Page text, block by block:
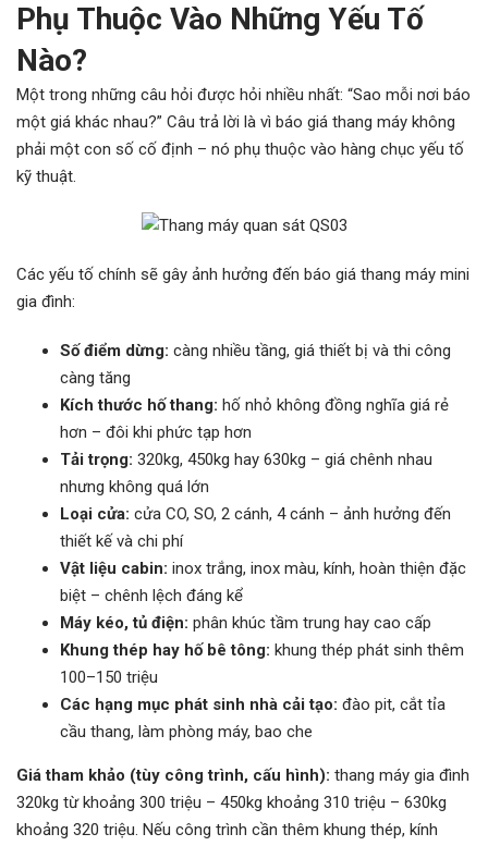
Phụ Thuộc Vào Những Yếu Tố
Nào?
Một trong những câu hỏi được hỏi nhiều nhất: “Sao mỗi nơi báo
một giá khác nhau?” Câu trả lời là vì báo giá thang máy không
phải một con số cố định – nó phụ thuộc vào hàng chục yếu tố
kỹ thuật.
Các yếu tố chính sẽ gây ảnh hưởng đến báo giá thang máy mini
gia đình:
Số điểm dừng: càng nhiều tầng, giá thiết bị và thi công
càng tăng
Kích thước hố thang: hố nhỏ không đồng nghĩa giá rẻ
hơn – đôi khi phức tạp hơn
Tải trọng: 320kg, 450kg hay 630kg – giá chênh nhau
nhưng không quá lớn
Loại cửa: cửa CO, SO, 2 cánh, 4 cánh – ảnh hưởng đến
thiết kế và chi phí
Vật liệu cabin: inox trắng, inox màu, kính, hoàn thiện đặc
biệt – chênh lệch đáng kể
Máy kéo, tủ điện: phân khúc tầm trung hay cao cấp
Khung thép hay hố bê tông: khung thép phát sinh thêm
100–150 triệu
Các hạng mục phát sinh nhà cải tạo: đào pit, cắt tỉa
cầu thang, làm phòng máy, bao che
Giá tham khảo (tùy công trình, cấu hình): thang máy gia đình
320kg từ khoảng 300 triệu – 450kg khoảng 310 triệu – 630kg
khoảng 320 triệu. Nếu công trình cần thêm khung thép, kính